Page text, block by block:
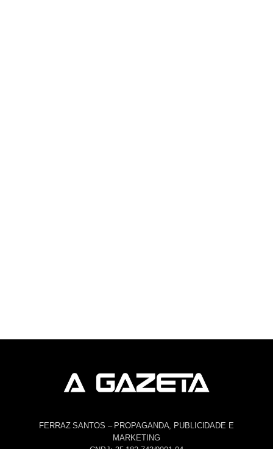
FERRAZ SANTOS – PROPAGANDA, PUBLICIDADE E
MARKETING